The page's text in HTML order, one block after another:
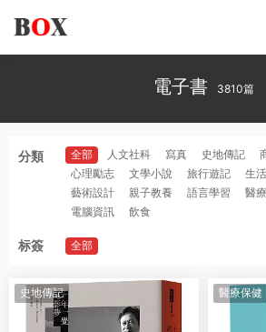
電子書 3810篇
分類 全部 人文社科 寫真 史地傳記
心理勵志
文學小說 旅行遊記 生
藝術設計
親子教養 語言學習 醫
電腦資訊
飲食
标簽 全部
史地傳記 醫療保健